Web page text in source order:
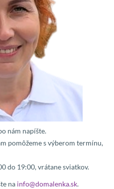
nám napíšte.
pomôžeme s výberom termínu,
do 19:00, vrátane sviatkov.
na info@domalenka.sk.